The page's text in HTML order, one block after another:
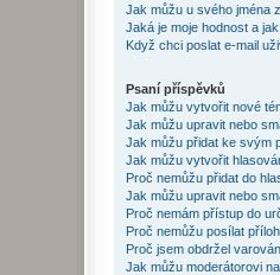
Jak můžu u svého jména
Jaká je moje hodnost a
Když chci poslat e-mail
Psaní příspěvků
Jak můžu vytvořit nové
Jak můžu upravit nebo
Jak můžu přidat ke svým
Jak můžu vytvořit
Proč nemůžu přidat do
Jak můžu upravit nebo
Proč nemám přístup do
Proč nemůžu posílat
Proč jsem obdržel
Jak můžu moderátorovi